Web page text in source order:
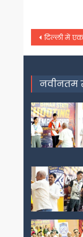
Post
दिल्ली में एक NGO की अनूठी पहल, सिर्फ
नवीनतम